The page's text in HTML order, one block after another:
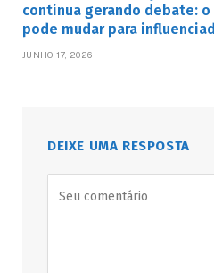
continua gerando debate:
pode mudar para
JUNHO 17, 2026
DEIXE UMA RESPOSTA